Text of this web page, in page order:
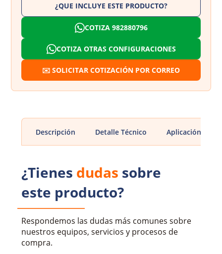
¿QUE INCLUYE ESTE PRODUCTO?
COTIZA 982880796
COTIZA OTRAS CONFIGURACIONES
✉️ SOLICITAR COTIZACIÓN POR CORREO
Descripción Detalle Técnico Aplicación
¿Tienes dudas sobre
este producto?
Respondemos las dudas más comunes sobre
nuestros equipos, servicios y procesos de
compra.